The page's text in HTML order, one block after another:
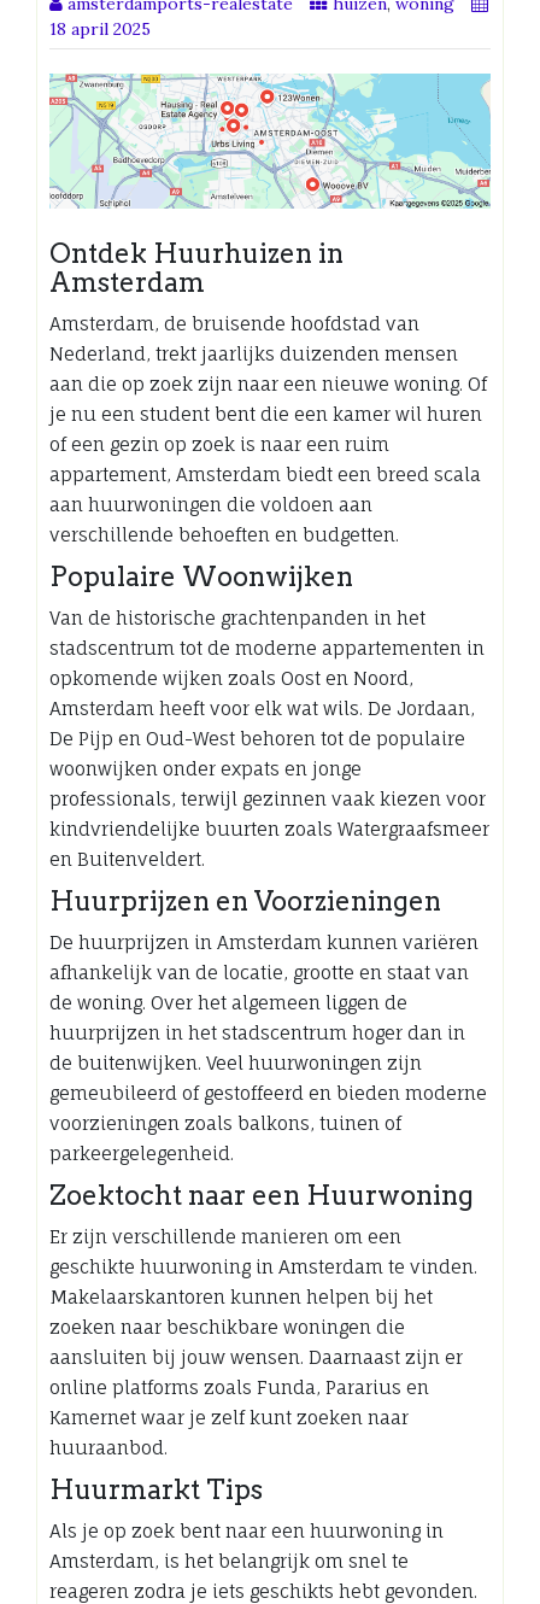
18 april 2025
Ontdek Huurhuizen in
Amsterdam
Amsterdam, de bruisende hoofdstad van
Nederland, trekt jaarlijks duizenden mensen
aan die op zoek zijn naar een nieuwe woning. Of
je nu een student bent die een kamer wil huren
of een gezin op zoek is naar een ruim
appartement, Amsterdam biedt een breed scala
aan huurwoningen die voldoen aan
verschillende behoeften en budgetten.
Populaire Woonwijken
Van de historische grachtenpanden in het
stadscentrum tot de moderne appartementen in
opkomende wijken zoals Oost en Noord,
Amsterdam heeft voor elk wat wils. De Jordaan,
De Pijp en Oud-West behoren tot de populaire
woonwijken onder expats en jonge
professionals, terwijl gezinnen vaak kiezen voor
kindvriendelijke buurten zoals Watergraafsmeer
en Buitenveldert.
Huurprijzen en Voorzieningen
De huurprijzen in Amsterdam kunnen variëren
afhankelijk van de locatie, grootte en staat van
de woning. Over het algemeen liggen de
huurprijzen in het stadscentrum hoger dan in
de buitenwijken. Veel huurwoningen zijn
gemeubileerd of gestoffeerd en bieden moderne
voorzieningen zoals balkons, tuinen of
parkeergelegenheid.
Zoektocht naar een Huurwoning
Er zijn verschillende manieren om een
geschikte huurwoning in Amsterdam te vinden.
Makelaarskantoren kunnen helpen bij het
zoeken naar beschikbare woningen die
aansluiten bij jouw wensen. Daarnaast zijn er
online platforms zoals Funda, Pararius en
Kamernet waar je zelf kunt zoeken naar
huuraanbod.
Huurmarkt Tips
Als je op zoek bent naar een huurwoning in
Amsterdam, is het belangrijk om snel te
reageren zodra je iets geschikts hebt gevonden.